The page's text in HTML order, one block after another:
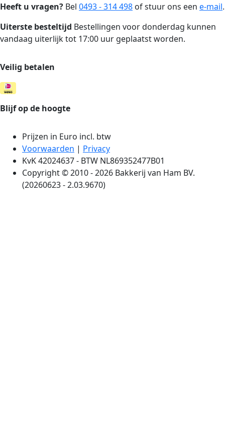
Heeft u vragen? Bel 0493 - 314 498 of stuur ons een e-mail.
Uiterste besteltijd Bestellingen voor donderdag kunnen
vandaag uiterlijk tot 17:00 uur geplaatst worden.
Veilig betalen
Blijf op de hoogte
Prijzen in Euro incl. btw
Voorwaarden | Privacy
KvK 42024637 - BTW NL869352477B01
Copyright © 2010 - 2026 Bakkerij van Ham BV.
(20260623 - 2.03.9670)